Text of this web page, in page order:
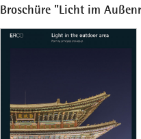
Broschüre "Licht im